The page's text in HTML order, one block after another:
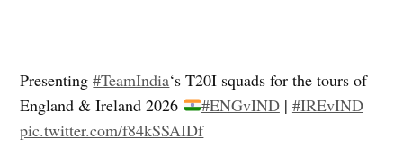
Presenting#TeamIndia‘s T20I squads for the tours of
England & Ireland 2026
#ENGvIND| #IREvIND
pic.twitter.com/f84kSSAIDf